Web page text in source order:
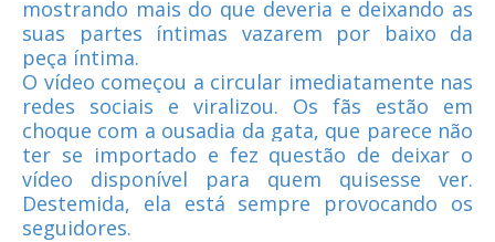
mostrando mais do que deveria e deixando as
suas partes íntimas vazarem por baixo da
peça íntima.
O vídeo começou a circular imediatamente nas
redes sociais e viralizou. Os fãs estão em
choque com a ousadia da gata, que parece não
ter se importado e fez questão de deixar o
vídeo disponível para quem quisesse ver.
Destemida, ela está sempre provocando os
seguidores.